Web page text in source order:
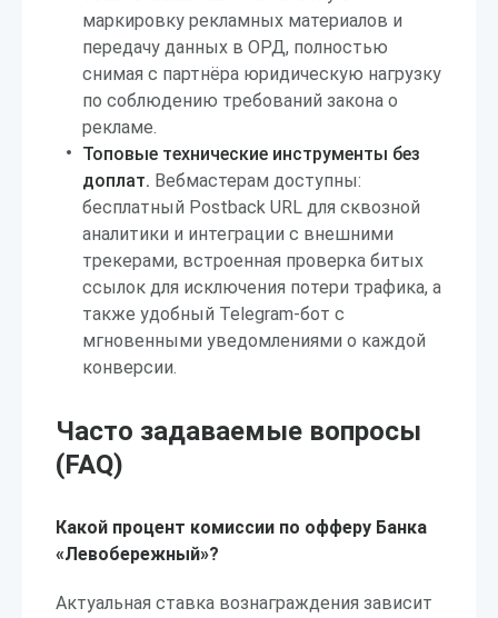
маркировку рекламных материалов и
передачу данных в ОРД, полностью
снимая с партнёра юридическую нагрузку
по соблюдению требований закона о
рекламе.
Топовые технические инструменты без
доплат. Вебмастерам доступны:
бесплатный Postback URL для сквозной
аналитики и интеграции с внешними
трекерами, встроенная проверка битых
ссылок для исключения потери трафика, а
также удобный Telegram-бот с
мгновенными уведомлениями о каждой
конверсии.
Часто задаваемые вопросы
(FAQ)
Какой процент комиссии по офферу Банка
«Левобережный»?
Актуальная ставка вознаграждения зависит